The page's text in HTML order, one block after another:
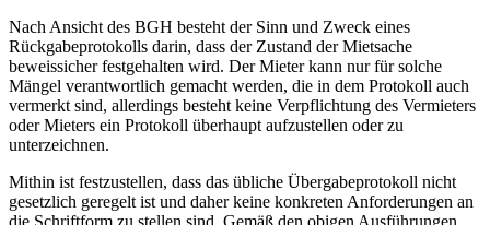
Nach Ansicht des BGH besteht der Sinn und Zweck eines
Rückgabeprotokolls darin, dass der Zustand der Mietsache
beweissicher festgehalten wird. Der Mieter kann nur für solche
Mängel verantwortlich gemacht werden, die in dem Protokoll auch
vermerkt sind, allerdings besteht keine Verpflichtung des Vermieters
oder Mieters ein Protokoll überhaupt aufzustellen oder zu
unterzeichnen.
Mithin ist festzustellen, dass das übliche Übergabeprotokoll nicht
gesetzlich geregelt ist und daher keine konkreten Anforderungen an
die Schriftform zu stellen sind. Gemäß den obigen Ausführungen